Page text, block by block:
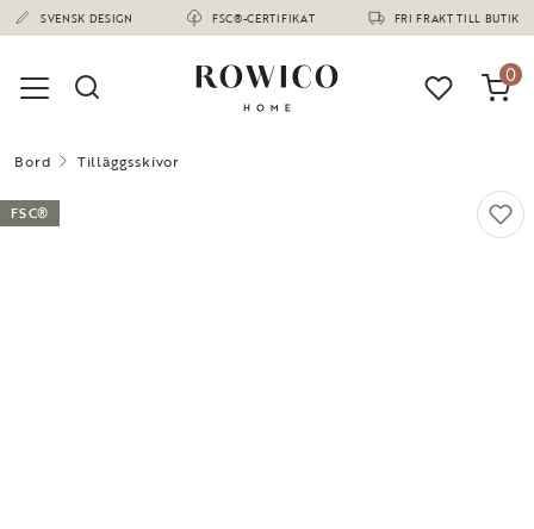
SVENSK DESIGN FSC®-CERTIFIKAT FRI FRAKT TILL BUTIK
(1673)
0
Bord Tilläggsskivor
FSC®